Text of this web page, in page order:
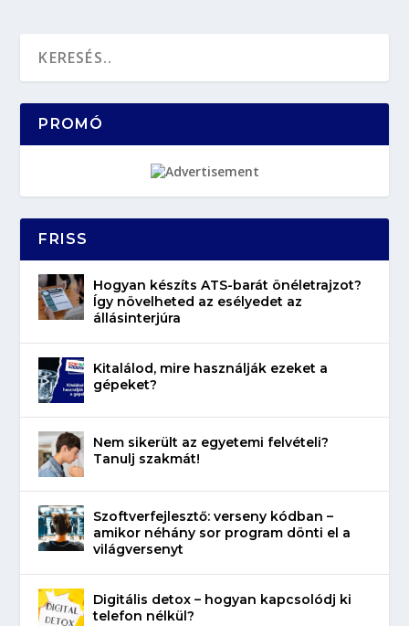
PROMÓ
FRISS
Hogyan készíts ATS-barát önéletrajzot?
Így növelheted az esélyedet az
állásinterjúra
Kitalálod, mire használják ezeket a
gépeket?
Nem sikerült az egyetemi felvételi?
Tanulj szakmát!
Szoftverfejlesztő: verseny kódban –
amikor néhány sor program dönti el a
világversenyt
Digitális detox – hogyan kapcsolódj ki
telefon nélkül?